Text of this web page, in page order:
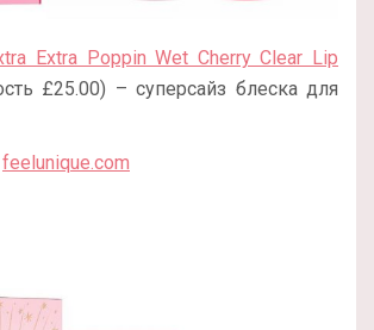
Extra Poppin Wet Cherry Clear Lip
£25.00) – суперсайз блеска для
feelunique.com